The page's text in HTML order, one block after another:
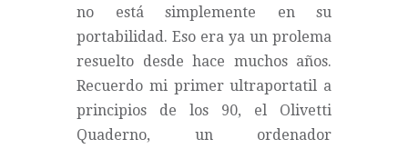
no está simplemente en su
portabilidad. Eso era ya un prolema
resuelto desde hace muchos años.
Recuerdo mi primer ultraportatil a
principios de los 90, el Olivetti
Quaderno, un ordenador